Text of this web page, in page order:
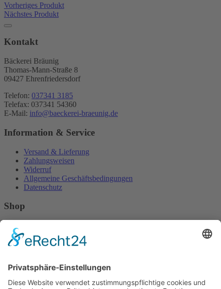
Vorheriges Produkt
Nächstes Produkt
Kontakt
Bäckerei Bräunig
Thomas-Mann-Straße 8
09427 Ehrenfriedersdorf
Telefon: 037341 3185
Telefax: 037341 54360
E-Mail: info@baeckerei-braeunig.de
Information & Service
Versand & Lieferung
Zahlungsweisen
Widerruf
Allgemeine Geschäftsbedingungen
Datenschutz
Shop
Kontakt
Impressum
Widerruf